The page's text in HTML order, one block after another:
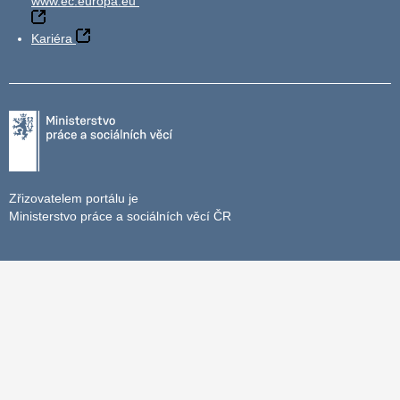
Kariéra
Zřizovatelem portálu je
Ministerstvo práce a sociálních věcí ČR